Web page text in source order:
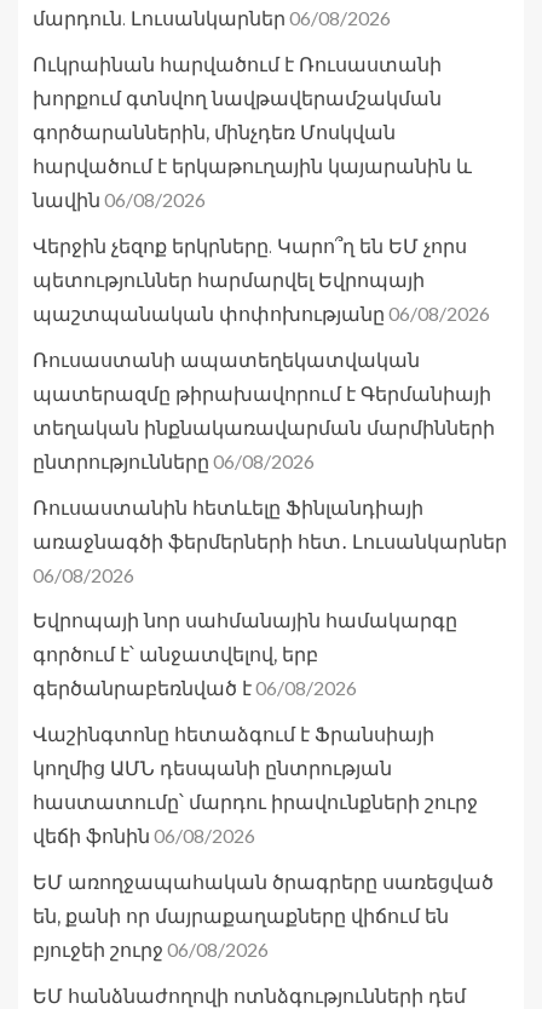
մարդուն. Լուսանկարներ 06/08/2026
Ուկրաինան հարվածում է Ռուսաստանի
խորքում գտնվող նավթավերամշակման
գործարաններին, մինչդեռ Մոսկվան
հարվածում է երկաթուղային կայարանին և
նավին 06/08/2026
Վերջին չեզոք երկրները. Կարո՞ղ են ԵՄ չորս
պետություններ հարմարվել Եվրոպայի
պաշտպանական փոփոխությանը 06/08/2026
Ռուսաստանի ապատեղեկատվական
պատերազմը թիրախավորում է Գերմանիայի
տեղական ինքնակառավարման մարմինների
ընտրությունները 06/08/2026
Ռուսաստանին հետևելը Ֆինլանդիայի
առաջնագծի ֆերմերների հետ․ Լուսանկարներ
06/08/2026
Եվրոպայի նոր սահմանային համակարգը
գործում է՝ անջատվելով, երբ
գերծանրաբեռնված է06/08/2026
Վաշինգտոնը հետաձգում է Ֆրանսիայի
կողմից ԱՄՆ դեսպանի ընտրության
հաստատումը՝ մարդու իրավունքների շուրջ
վեճի ֆոնին 06/08/2026
ԵՄ առողջապահական ծրագրերը սառեցված
են, քանի որ մայրաքաղաքները վիճում են
բյուջեի շուրջ 06/08/2026
ԵՄ հանձնաժողովի ոտնձգությունների դեմ